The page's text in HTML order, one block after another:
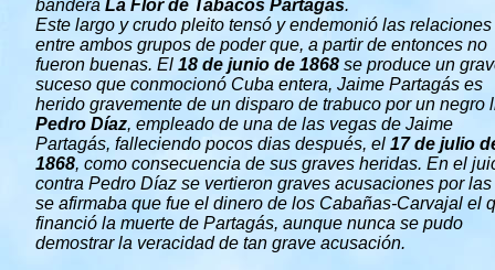
bandera La Flor de Tabacos Partagás.
Este largo y crudo pleito tensó y endemonió las relaciones
entre ambos grupos de poder que, a partir de entonces no
fueron buenas. El 18 de junio de 1868 se produce un
suceso que conmocionó Cuba entera, Jaime Partagás es
herido gravemente de un disparo de trabuco por un negro
Pedro Díaz, empleado de una de las vegas de Jaime
Partagás, falleciendo pocos dias después, el 17 de julio
1868, como consecuencia de sus graves heridas. En el
contra Pedro Díaz se vertieron graves acusaciones por
se afirmaba que fue el dinero de los Cabañas-Carvajal el
financió la muerte de Partagás, aunque nunca se pudo
demostrar la veracidad de tan grave acusación.